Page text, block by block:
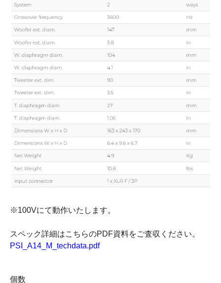
※100Vにて動作いたします。
スペック詳細はこちらのPDF資料をご査収ください。
PSI_A14_M_techdata.pdf
個数